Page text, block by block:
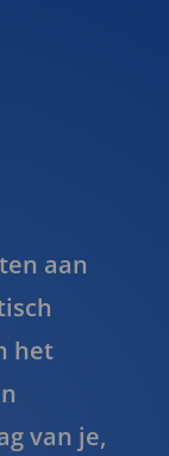
aan
het
van je,